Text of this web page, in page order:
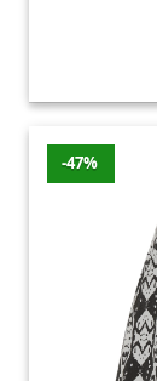
-47%